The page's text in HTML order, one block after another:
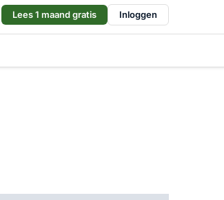
Lees 1 maand gratis Inloggen